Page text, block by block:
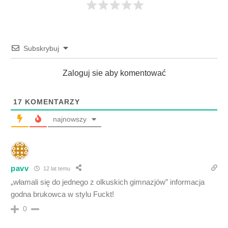
Subskrybuj
Zaloguj sie aby komentować
17 KOMENTARZY
najnowszy
pavv 12 lat temu
„włamali się do jednego z olkuskich gimnazjów” informacja
godna brukowca w stylu Fuckt!
0